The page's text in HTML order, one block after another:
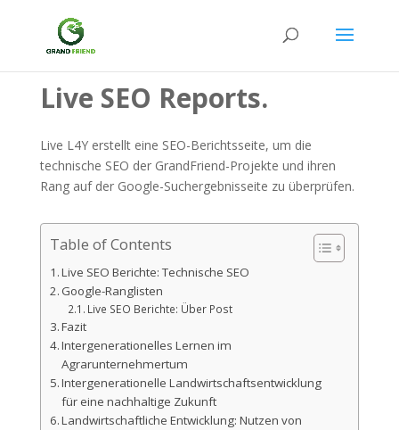
Live SEO Reports.
Live L4Y erstellt eine SEO-Berichtsseite, um die
technische SEO der GrandFriend-Projekte und ihren
Rang auf der Google-Suchergebnisseite zu überprüfen.
Table of Contents
Live SEO Berichte: Technische SEO
Google-Ranglisten
Live SEO Berichte: Über Post
Fazit
Intergenerationelles Lernen im
Agrarunternehmertum
Intergenerationelle Landwirtschaftsentwicklung
für eine nachhaltige Zukunft
Landwirtschaftliche Entwicklung: Nutzen von